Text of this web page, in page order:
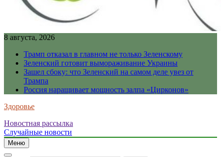
8 августа, 2026
Трамп отказал в главном не только Зеленскому
Зеленский готовит вымораживание Украины
Зашел сбоку: что Зеленский на самом деле увез от
Трампа
Россия наращивает мощность залпа «Цирконов»
Здоровье
Новостная рассылка
Случайные новости
Меню